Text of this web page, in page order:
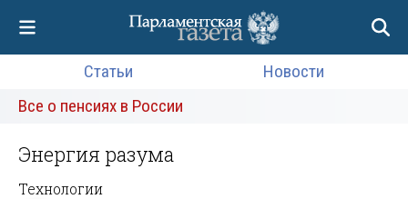
Статьи
Новости
Все о пенсиях в России
Энергия разума
Технологии